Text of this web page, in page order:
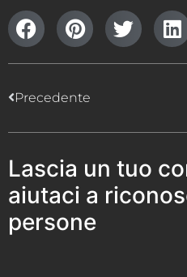
Precedente
Lascia un tuo
aiutaci a
persone